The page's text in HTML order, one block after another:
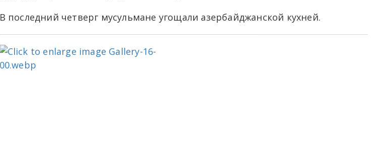
В последний четверг мусульмане угощали азербайджанской кухней.